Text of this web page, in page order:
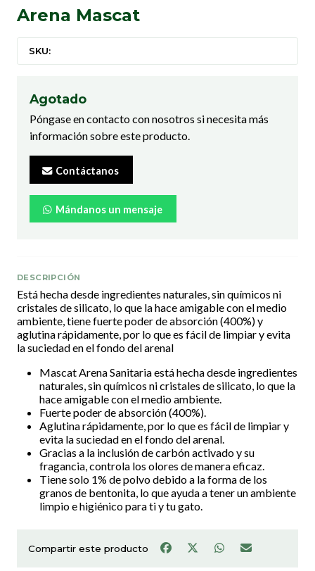
Arena Mascat
SKU:
Agotado
Póngase en contacto con nosotros si necesita más
información sobre este producto.
Contáctanos
Mándanos un mensaje
DESCRIPCIÓN
Está hecha desde ingredientes naturales, sin químicos ni
cristales de silicato, lo que la hace amigable con el medio
ambiente, tiene fuerte poder de absorción (400%) y
aglutina rápidamente, por lo que es fácil de limpiar y evita
la suciedad en el fondo del arenal
Mascat Arena Sanitaria está hecha desde ingredientes
naturales, sin químicos ni cristales de silicato, lo que la
hace amigable con el medio ambiente.
Fuerte poder de absorción (400%).
Aglutina rápidamente, por lo que es fácil de limpiar y
evita la suciedad en el fondo del arenal.
Gracias a la inclusión de carbón activado y su
fragancia, controla los olores de manera eficaz.
Tiene solo 1% de polvo debido a la forma de los
granos de bentonita, lo que ayuda a tener un ambiente
limpio e higiénico para ti y tu gato.
Compartir este producto